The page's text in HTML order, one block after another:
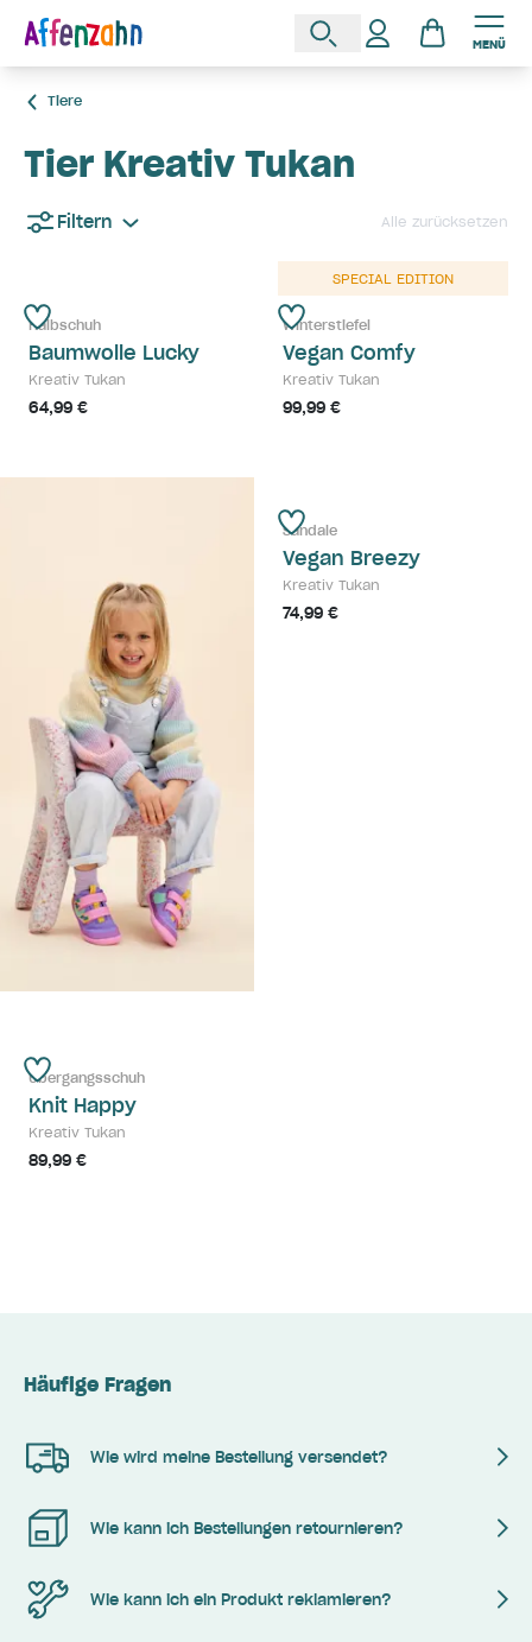
MENÜ
Tiere
Tier Kreativ Tukan
Filtern Alle zurücksetzen
Halbschuh
Baumwolle Lucky
Kreativ Tukan
64,99 €
SPECIAL EDITION
Winterstiefel
Vegan Comfy
Kreativ Tukan
99,99 €
Sandale
Vegan Breezy
Kreativ Tukan
74,99 €
Übergangsschuh
Knit Happy
Kreativ Tukan
89,99 €
Häufige Fragen
Wie wird meine Bestellung versendet?
Wie kann ich Bestellungen retournieren?
Wie kann ich ein Produkt reklamieren?